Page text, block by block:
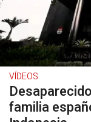
VÍDEOS
familia